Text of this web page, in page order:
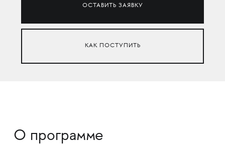
ОСТАВИТЬ ЗАЯВКУ
КАК ПОСТУПИТЬ
О программе